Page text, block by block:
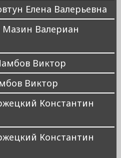
Елена Валерьевна
Мазин Валериан
Виктор
Виктор
Константин
Константин